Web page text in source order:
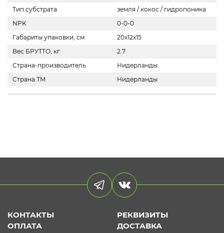
Тип субстрата
земля / кокос / гидропоника
NPK
0-0-0
Габариты упаковки, см
20x12x15
Вес БРУТТО, кг
2.7
Страна-производитель
Нидерланды
Страна ТМ
Нидерланды
КОНТАКТЫ
РЕКВИЗИТЫ
ОПЛАТА
ДОСТАВКА